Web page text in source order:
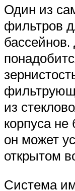
Один из
фильтров
бассейнов.
из
корпуса не
он может
открытом
Система